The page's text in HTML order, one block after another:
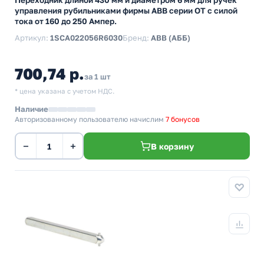
управления рубильниками фирмы АВВ серии ОТ с силой
тока от 160 до 250 Ампер.
Артикул: 1SCA022056R6030Бренд: ABB (АББ)
700,74 р.за 1 шт
* цена указана с учетом НДС.
Наличие
Авторизованному пользователю начислим 7 бонусов
− + В корзину